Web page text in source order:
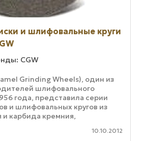
и шлифовальные круги
CGW
Grinding Wheels), один из
шлифовального
года, представила серии
и шлифовальных кругов из
карбида кремния,
для полировки, шлифования и
10.10.2012